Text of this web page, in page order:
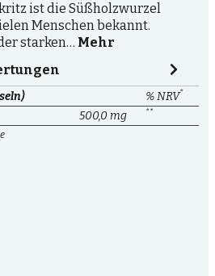
ist die Süßholzwurzel
Menschen bekannt.
starken… Mehr
% NRV*
500,0 mg **